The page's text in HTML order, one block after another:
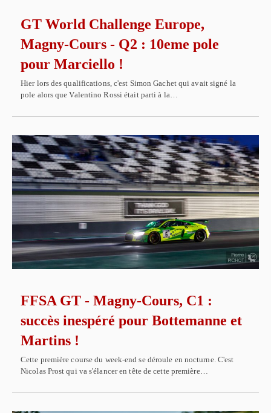
GT World Challenge Europe,
Magny-Cours - Q2 : 10eme pole
pour Marciello !
Hier lors des qualifications, c'est Simon Gachet qui avait signé la
pole alors que Valentino Rossi était parti à la…
FFSA GT - Magny-Cours, C1 :
succès inespéré pour Bottemanne et
Martins !
Cette première course du week-end se déroule en nocturne. C'est
Nicolas Prost qui va s'élancer en tête de cette première…